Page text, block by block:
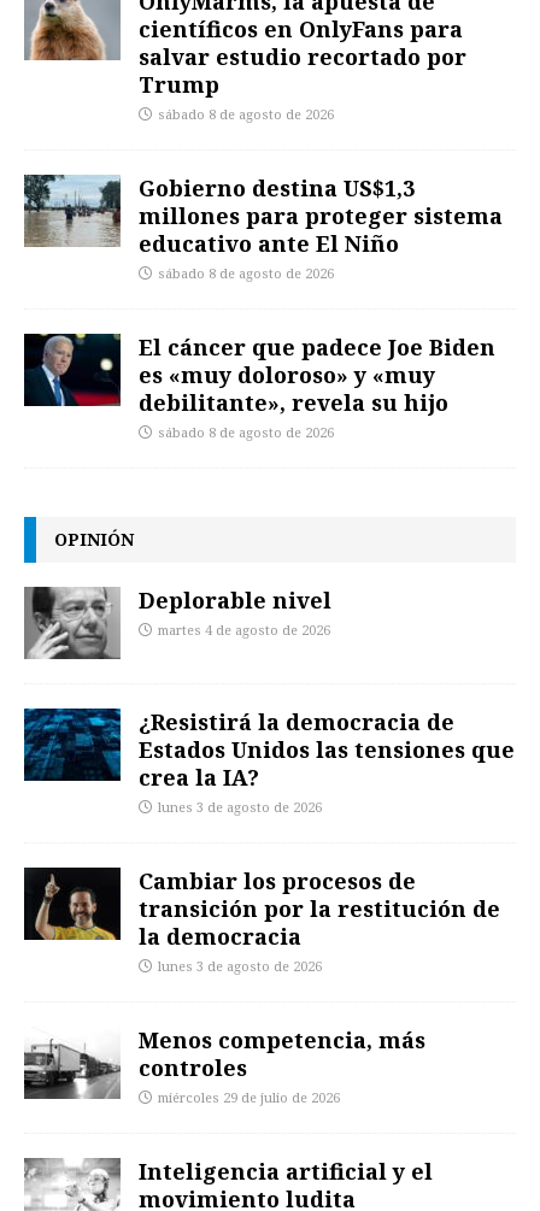
científicos en OnlyFans para
salvar estudio recortado por
Trump
sábado 8 de agosto de 2026
Gobierno destina US$1,3
millones para proteger sistema
educativo ante El Niño
sábado 8 de agosto de 2026
El cáncer que padece Joe Biden
es «muy doloroso» y «muy
debilitante», revela su hijo
sábado 8 de agosto de 2026
OPINIÓN
Deplorable nivel
martes 4 de agosto de 2026
¿Resistirá la democracia de
Estados Unidos las tensiones que
crea la IA?
lunes 3 de agosto de 2026
Cambiar los procesos de
transición por la restitución de
la democracia
lunes 3 de agosto de 2026
Menos competencia, más
controles
miércoles 29 de julio de 2026
Inteligencia artificial y el
movimiento ludita